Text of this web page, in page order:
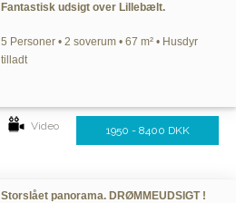
Fantastisk udsigt over Lillebælt.
5 Personer • 2 soverum • 67 m² • Husdyr
tilladt
Video 1950 - 8400 DKK
Storslået panorama. DRØMMEUDSIGT !